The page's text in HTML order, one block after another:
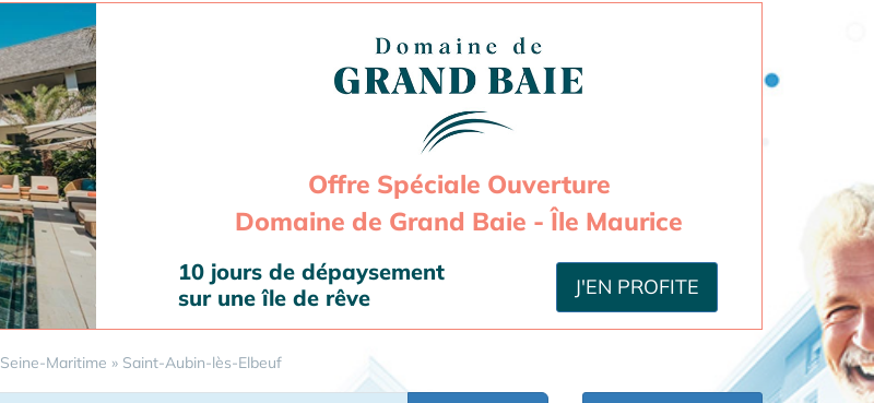
Offre Spéciale Ouverture
Domaine de Grand Baie - Île Maurice
J'EN PROFITE
10 jours de dépaysement
sur une île de rêve
Seine-Maritime » Saint-Aubin-lès-Elbeuf